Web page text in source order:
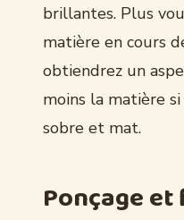
brillantes. Plus
matière en cours
obtiendrez un
moins la matière
sobre et mat.
Ponçage